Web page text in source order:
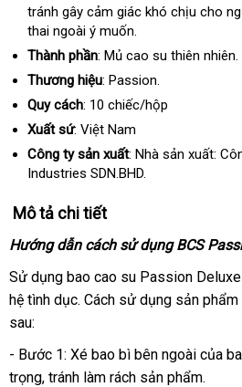
tín
chỉ
tránh gây cảm giác khó chịu cho
thai ngoài ý muốn.
Thành phần: Mủ cao su thiên nhiên.
Thương hiệu: Passion.
Quy cách: 10 chiếc/hộp
Xuất sứ: Việt Nam
Công ty sản xuất: Nhà sản xuất:
Industries SDN.BHD.
Mô tả chi tiết
Hướng dẫn cách sử dụng BCS
Sử dụng bao cao su Passion
hệ tình dụcđịa
. Cách sử dụng sản phẩm
sau:
- Bước 1: Xé bao bì bên ngoài phân
phối
của
trọnghướng
, tránh làm rách sản phẩm.